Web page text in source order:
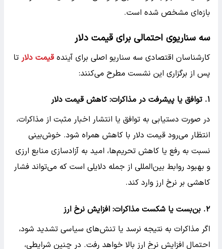
بازه‌ای مشخص شده است.
سه سناریوی احتمالی برای قیمت دلار
کارشناسان اقتصادی سه سناریو اصلی برای آینده قیمت دلار تا
پس از برگزاری این نشست مطرح می‌کنند:
۱. توافق یا پیشرفت در مذاکرات: کاهش قیمت دلار
در صورت دستیابی به توافق یا انتشار اخبار مثبت از مذاکرات،
انتظار می‌رود قیمت دلار با کاهش همراه شود. خوش‌بینی
نسبت به رفع یا کاهش تحریم‌ها، امید به آزادسازی منابع ارزی
و بهبود روابط بین‌المللی از جمله دلایلی است که می‌تواند فشار
کاهشی بر نرخ ارز وارد کند.
۲. بن‌بست یا شکست مذاکرات: افزایش نرخ ارز
اگر مذاکرات به نتیجه نرسد یا تنش‌های سیاسی تشدید شود،
احتمال افزایش نرخ ارز بالا خواهد رفت. در چنین شرایطی،